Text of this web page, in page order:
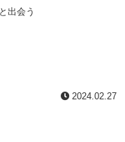
出会う
2024.02.27